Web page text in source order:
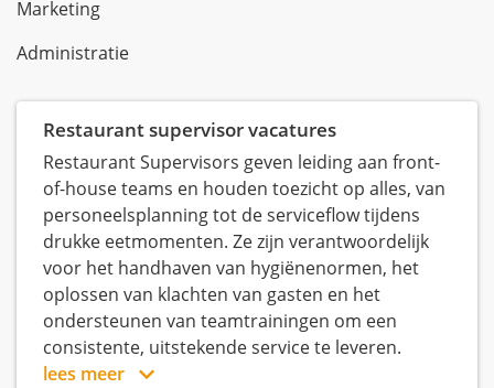
Marketing
Administratie
Restaurant supervisor vacatures
Restaurant Supervisors geven leiding aan front-
of-house teams en houden toezicht op alles, van
personeelsplanning tot de serviceflow tijdens
drukke eetmomenten. Ze zijn verantwoordelijk
voor het handhaven van hygiënenormen, het
oplossen van klachten van gasten en het
ondersteunen van teamtrainingen om een
consistente, uitstekende service te leveren.
lees meer